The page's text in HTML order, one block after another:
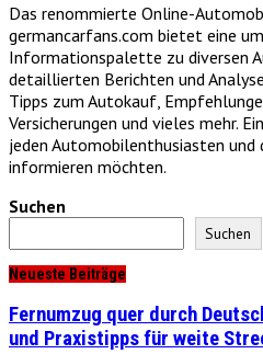
Das renommierte Online-
germancarfans.com bietet eine
Informationspalette zu diversen
detaillierten Berichten und
Tipps zum Autokauf,
Versicherungen und vieles mehr.
jeden Automobilenthusiasten und
informieren möchten.
Suchen
Suchen
Neueste Beiträge
Fernumzug quer durch
und Praxistipps für weite